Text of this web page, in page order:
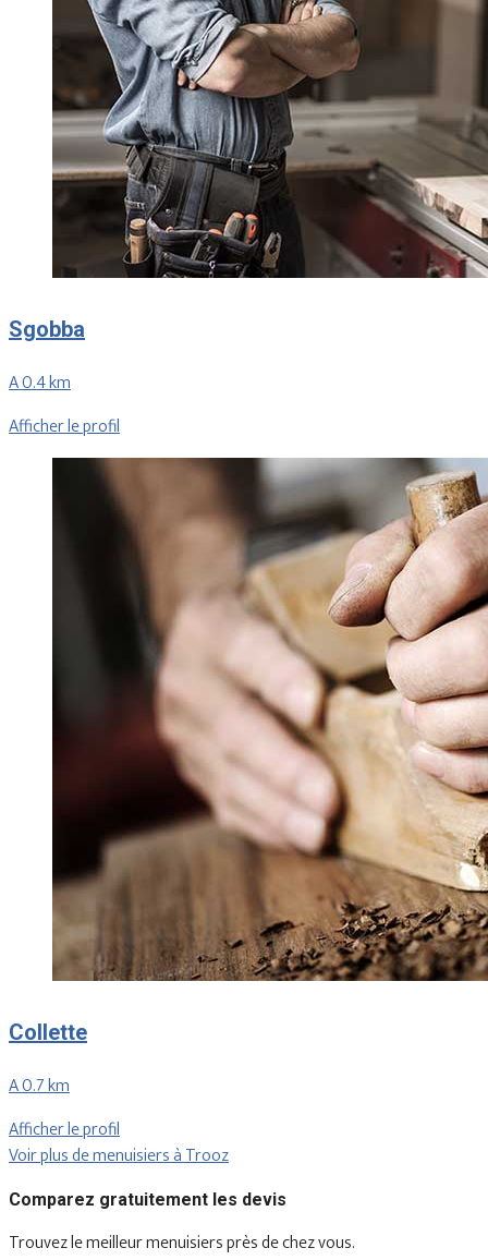
Sgobba
A 0.4 km
Afficher le profil
Collette
A 0.7 km
Afficher le profil
Voir plus de menuisiers à Trooz
Comparez gratuitement les devis
Trouvez le meilleur menuisiers près de chez vous.